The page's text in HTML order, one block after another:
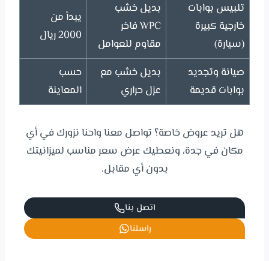
تلبيس بوابات
خارجية كبيرة
(سيارة)
بديل خشب
WPC فاخر
مقاوم للعوامل
يبدأ من
2000 ريال
صيانة وتجديد
بوابات قديمة
بديل خشب مع
عزل حراري
حسب
المعاينة
هل تريد عروض خاصة؟ تواصل معنا واحنا نزورك في أي
مكان في جدة، ونعطيك عرض سعر مناسب لميزانيتك
بدون أي مقابل.
اتصل بنا
راسلنا